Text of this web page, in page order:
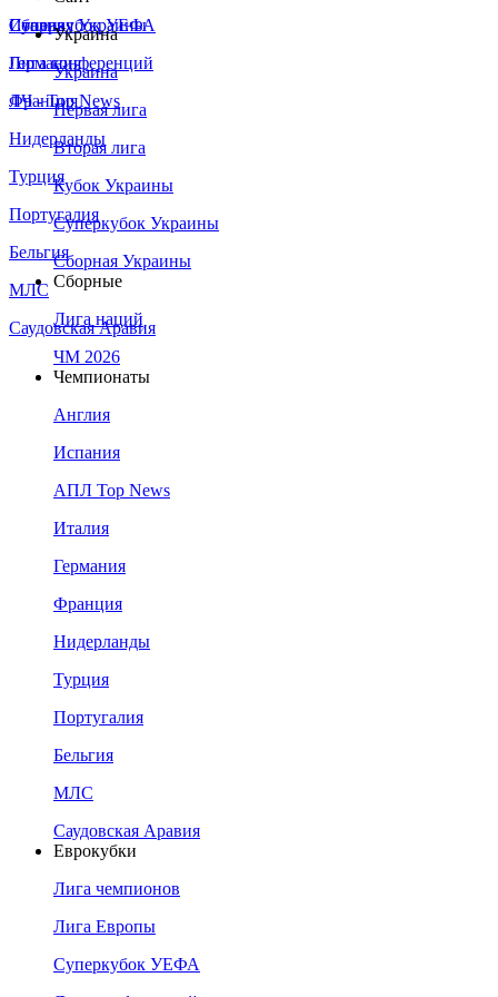
Сборная Украины
Италия
Германия
Франция
Нидерланды
Турция
Португалия
Бельгия
МЛС
Саудовская Аравия
Суперкубок УЕФА
Лига конференций
ЛЧ - Top News
Украина
Украина
Первая лига
Вторая лига
Кубок Украины
Суперкубок Украины
Сборная Украины
Сборные
Лига наций
ЧМ 2026
Чемпионаты
Англия
Испания
АПЛ Top News
Италия
Германия
Франция
Нидерланды
Турция
Португалия
Бельгия
МЛС
Саудовская Аравия
Еврокубки
Лига чемпионов
Лига Европы
Суперкубок УЕФА